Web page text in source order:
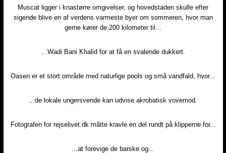
Muscat ligger i knastørre omgivelser, og hovedstaden skulle efter
sigende blive en af verdens varmeste byer om sommeren, hvor man
gerne kører de 200 kilometer til...​
...Wadi Bani Khalid for at få en svalende dukkert.​
Oasen er et stort område med naturlige pools og små vandfald, hvor...​
...de lokale ungersvende kan udvise akrobatisk vovemod.​
Fotografen for rejselivet.dk måtte kravle en del rundt på klipperne for...​
...at forevige de barske og...​